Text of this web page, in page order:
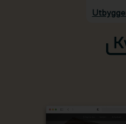
Hopp til hovedinnhold